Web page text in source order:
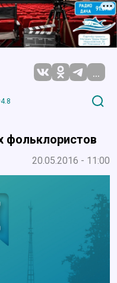
...
фольклористов
20.05.2016 - 11:00